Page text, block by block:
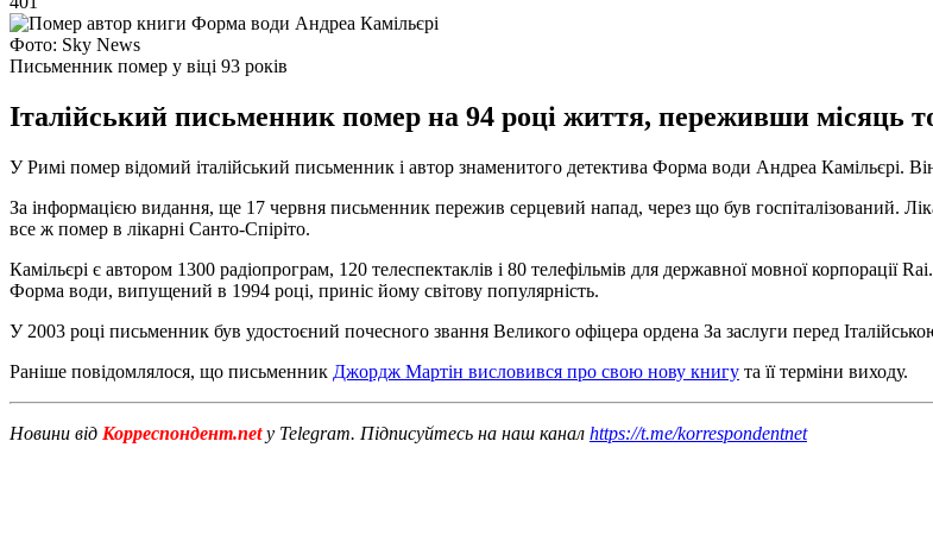
Фото: Sky News
Письменник помер у віці 93 років
Італійський письменник помер на 94 році життя, переживши місяць
У Римі помер відомий італійський письменник і автор знаменитого детектива Форма води Андреа Камільєрі.
За інформацією видання, ще 17 червня письменник пережив серцевий напад, через що був госпіталізований.
все ж помер в лікарні Санто-Спіріто.
Камільєрі є автором 1300 радіопрограм, 120 телеспектаклів і 80 телефільмів для державної мовної
Форма води, випущений в 1994 році, приніс йому світову популярність.
У 2003 році письменник був удостоєний почесного звання Великого офіцера ордена За заслуги перед
Раніше повідомлялося, що письменник Джордж Мартін висловився про свою нову книгу та її терміни виходу.
Новини від Корреспондент.netу Telegram. Підписуйтесь на наш канал https://t.me/korrespondentnet